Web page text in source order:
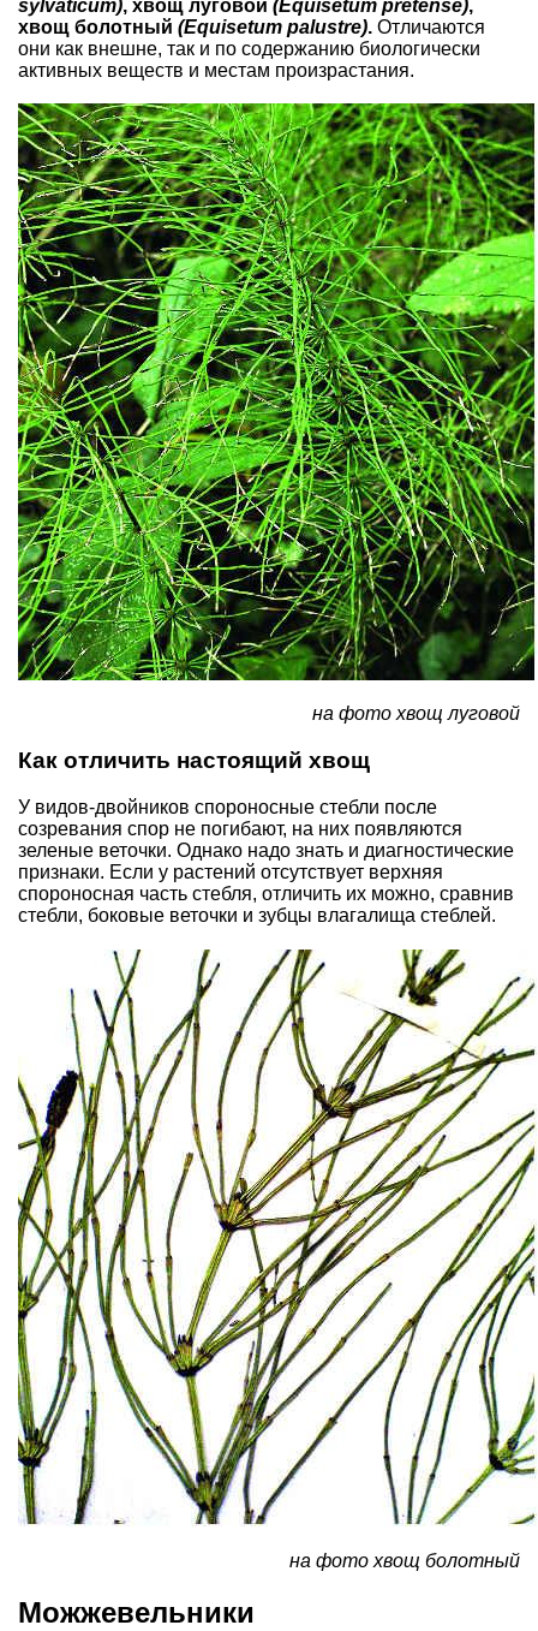
sylvaticum), хвощ луговой (Equisetum pretense),
хвощ болотный (Equisetum palustre). Отличаются
они как внешне, так и по содержанию биологически
активных веществ и местам произрастания.
на фото хвощ луговой
Как отличить настоящий хвощ
У видов-двойников спороносные стебли после
созревания спор не погибают, на них появляются
зеленые веточки. Однако надо знать и диагностические
признаки. Если у растений отсутствует верхняя
спороносная часть стебля, отличить их можно, сравнив
стебли, боковые веточки и зубцы влагалища стеблей.
на фото хвощ болотный
Можжевельники